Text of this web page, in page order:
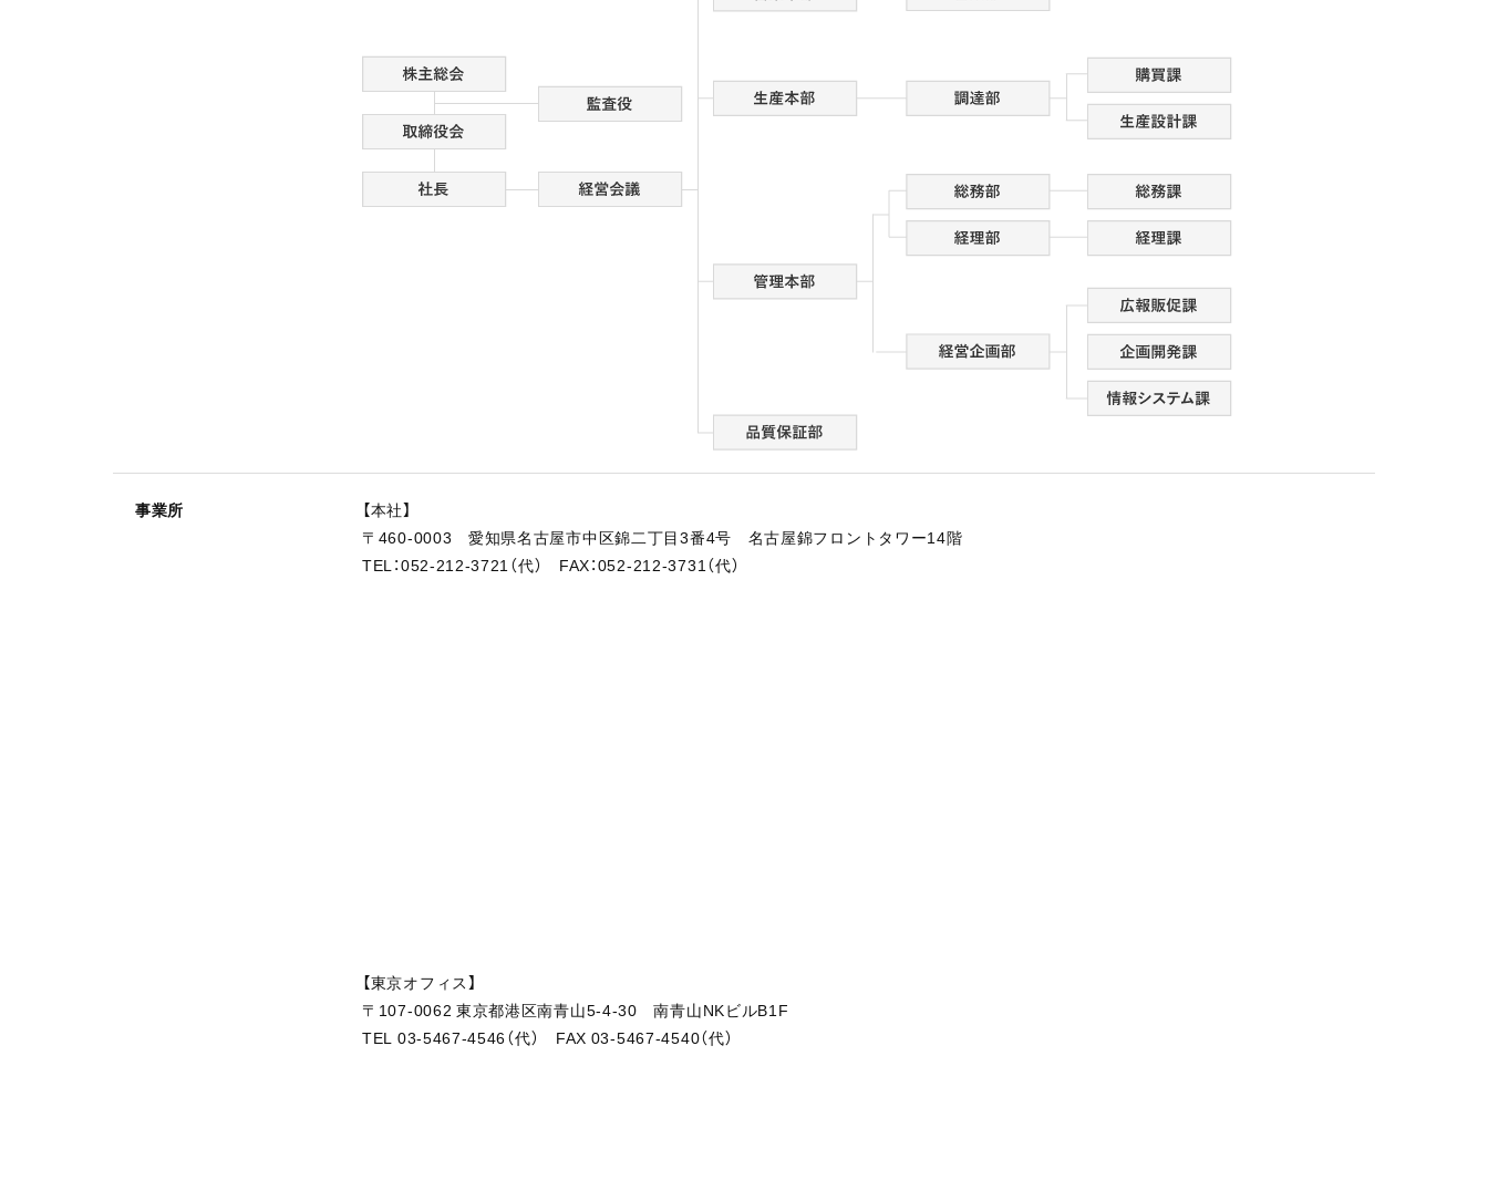
事業所
【本社】
〒460-0003 愛知県名古屋市中区錦二丁目3番4号 名古屋錦フロントタワー14階
TEL：052-212-3721（代） FAX：052-212-3731（代）
【東京オフィス】
〒107-0062 東京都港区南青山5-4-30 南青山NKビルB1F
TEL 03-5467-4546（代） FAX 03-5467-4540（代）